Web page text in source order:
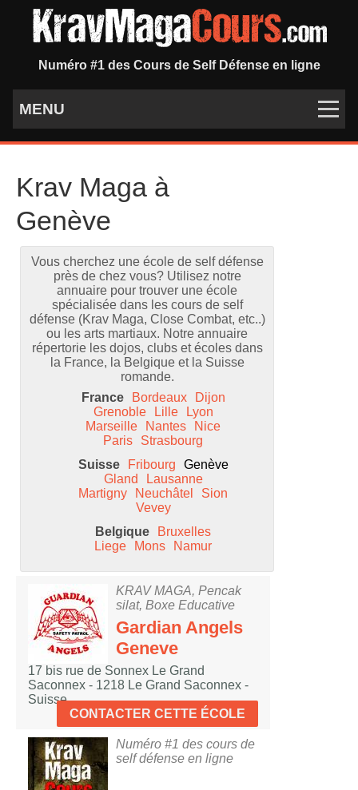
Numéro #1 des Cours de Self Défense en ligne
MENU
Krav Maga à
Genève
Vous cherchez une école de self défense
près de chez vous? Utilisez notre
annuaire pour trouver une école
spécialisée dans les cours de self
défense (Krav Maga, Close Combat, etc..)
ou les arts martiaux. Notre annuaire
répertorie les dojos, clubs et écoles dans
la France, la Belgique et la Suisse
romande.
France
Bordeaux
Dijon
Grenoble
Lille
Lyon
Marseille
Nantes
Nice
Paris
Strasbourg
Suisse
Fribourg
Genève
Gland
Lausanne
Martigny
Neuchâtel
Sion
Vevey
Belgique
Bruxelles
Liege
Mons Namur
KRAV MAGA, Pencak
silat, Boxe Educative
Gardian Angels
Geneve
17 bis rue de Sonnex Le Grand
Saconnex - 1218 Le Grand Saconnex -
Suisse
CONTACTER CETTE ÉCOLE
Numéro #1 des cours de
self défense en ligne